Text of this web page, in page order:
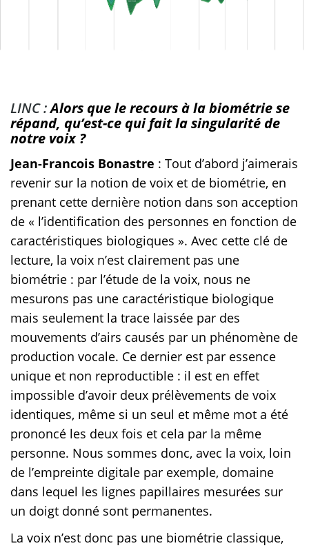
LINC :Alors que le recours à la biométrie se
répand, qu’est-ce qui fait la singularité de
notre voix ?
Jean-Francois Bonastre : Tout d’abord j’aimerais
revenir sur la notion de voix et de biométrie, en
prenant cette dernière notion dans son acception
de « l’identification des personnes en fonction de
caractéristiques biologiques ». Avec cette clé de
lecture, la voix n’est clairement pas une
biométrie : par l’étude de la voix, nous ne
mesurons pas une caractéristique biologique
mais seulement la trace laissée par des
mouvements d’airs causés par un phénomène de
production vocale. Ce dernier est par essence
unique et non reproductible : il est en effet
impossible d’avoir deux prélèvements de voix
identiques, même si un seul et même mot a été
prononcé les deux fois et cela par la même
personne. Nous sommes donc, avec la voix, loin
de l’empreinte digitale par exemple, domaine
dans lequel les lignes papillaires mesurées sur
un doigt donné sont permanentes.
La voix n’est donc pas une biométrie classique,